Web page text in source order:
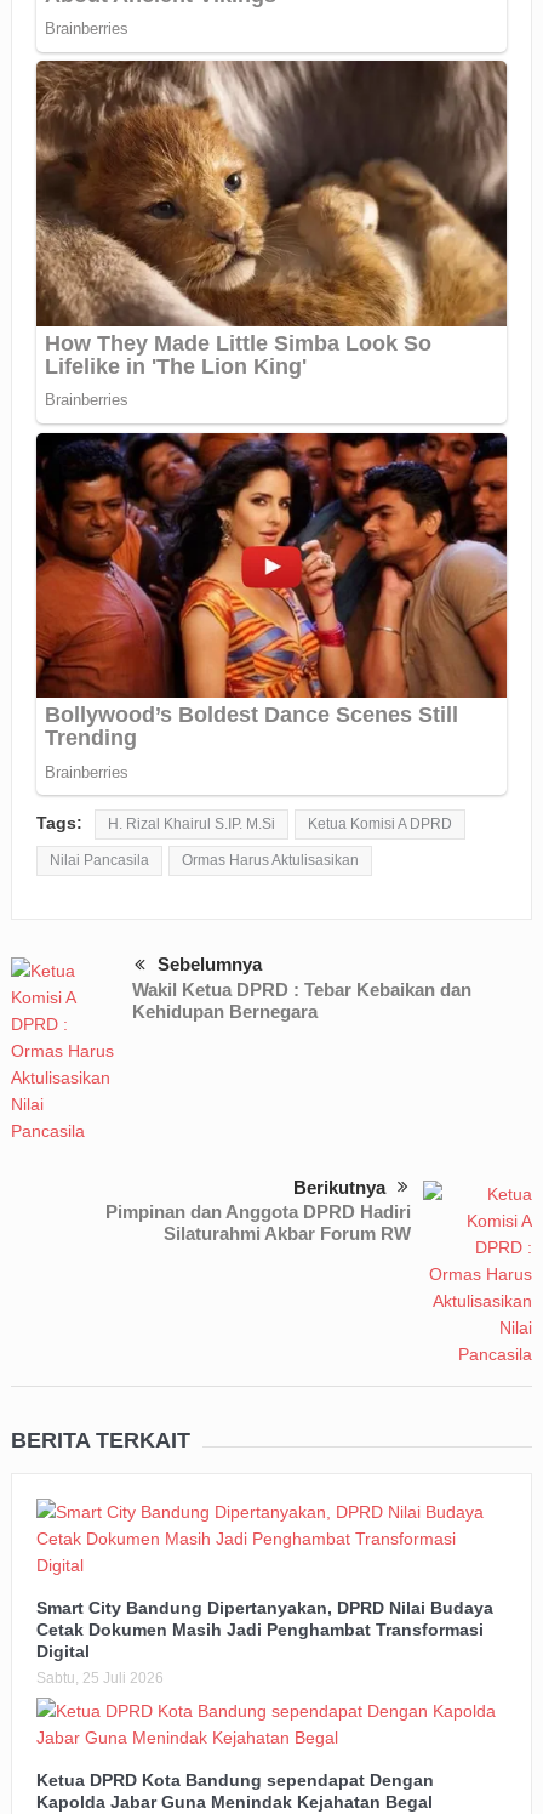
Tags: H. Rizal Khairul S.IP. M.Si Ketua Komisi A DPRD
Nilai Pancasila Ormas Harus Aktulisasikan
Sebelumnya
Wakil Ketua DPRD : Tebar Kebaikan dan
Kehidupan Bernegara
Berikutnya
Pimpinan dan Anggota DPRD Hadiri
Silaturahmi Akbar Forum RW
BERITA TERKAIT
Smart City Bandung Dipertanyakan, DPRD Nilai Budaya
Cetak Dokumen Masih Jadi Penghambat Transformasi
Digital
Sabtu, 25 Juli 2026
Ketua DPRD Kota Bandung sependapat Dengan
Kapolda Jabar Guna Menindak Kejahatan Begal